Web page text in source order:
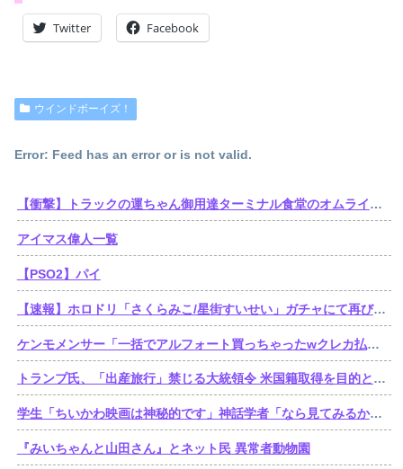
Twitter Facebook
ウインドボーイズ！
Error: Feed has an error or is not valid.
【衝撃】トラックの運ちゃん御用達ターミナル食堂のオムライスが強すぎるｗｗｗｗｗ(※画像あり)
アイマス偉人一覧
【PSO2】パイ
【速報】ホロドリ「さくらみこ/星街すいせい」ガチャにて再びセルラン1位達成！
ケンモメンサー「一括でアルフォート買っちゃったwクレカ払いで来月の俺ごめんねー」銀行「デビットカードなんで即時引き落としです」
トランプ氏、「出産旅行」禁じる大統領令 米国籍取得を目的とした中国人らの渡米を問題視
学生「ちいかわ映画は神秘的です」神話学者「なら見てみるか…」
『みいちゃんと山田さん』とネット民 異常者動物園